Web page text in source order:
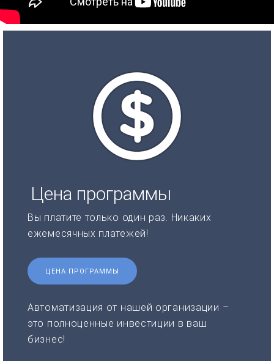
Цена программы
Вы платите только один раз. Никаких
ежемесячных платежей!
ЦЕНА ПРОГРАММЫ
Автоматизация от нашей организации –
это полноценные инвестиции в ваш
бизнес!